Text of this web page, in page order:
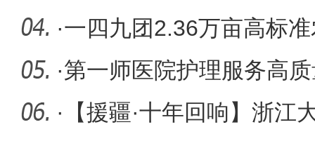
·一四九团2.36万亩高标
下“启动键
·第一师医院护理服务高
赛砺技强
·
【援疆·十年回响】浙江